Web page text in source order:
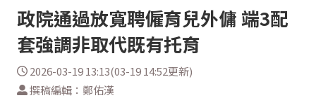
政院通過放寬聘僱育兒外傭 端3配
套強調非取代既有托育
2026-03-19 13:13(03-19 14:52更新)
撰稿編輯：鄭佑漢